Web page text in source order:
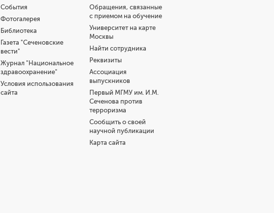
События
Фотогалерея
Библиотека
Газета "Сеченовские
вести"
Журнал "Национальное
здравоохранение"
Условия использования
сайта
Обращения, связанные
с приемом на обучение
Университет на карте
Москвы
Найти сотрудника
Реквизиты
Ассоциация
выпускников
Первый МГМУ им. И.М.
Сеченова против
терроризма
Сообщить о своей
научной публикации
Карта сайта